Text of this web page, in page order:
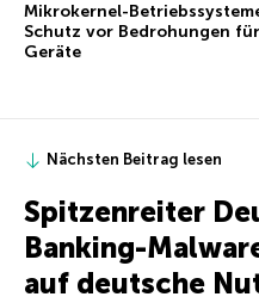
Mikrokernel-
Schutz vor Bedrohungen
Geräte
Nächsten Beitrag lesen
Spitzenreiter
Banking-
auf deutsche